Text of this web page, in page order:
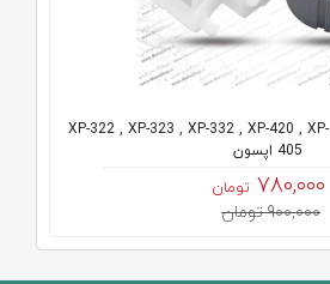
پد و پیکاپ پرینترهای XP-322 , XP-323 , XP-332 , XP-420 , XP-
405 اپسون
780,000 تومان
900,000 تومان